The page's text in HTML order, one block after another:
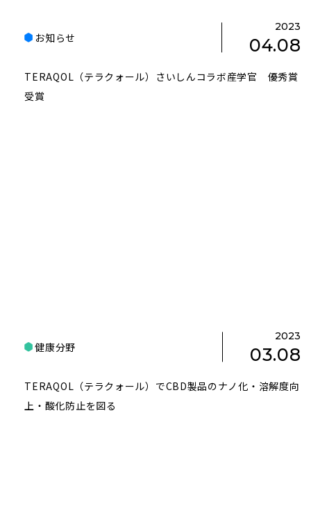
お知らせ
2023
04.08
TERAQOL（テラクォール）さいしんコラボ産学官 優秀賞
受賞
健康分野
2023
03.08
TERAQOL（テラクォール）でCBD製品のナノ化・溶解度向
上・酸化防止を図る